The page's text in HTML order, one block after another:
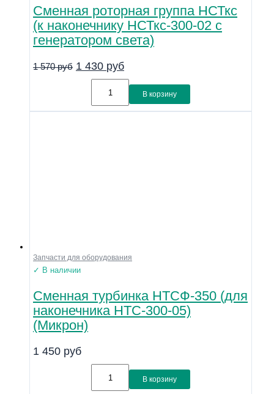
Сменная роторная группа НСТкс
(к наконечнику НСТкс-300-02 с
генератором света)
1 570руб 1 430 руб
В корзину
Запчасти для оборудования
✓ В наличии
Сменная турбинка НТСФ-350 (для
наконечника НТС-300-05)
(Микрон)
1 450 руб
В корзину